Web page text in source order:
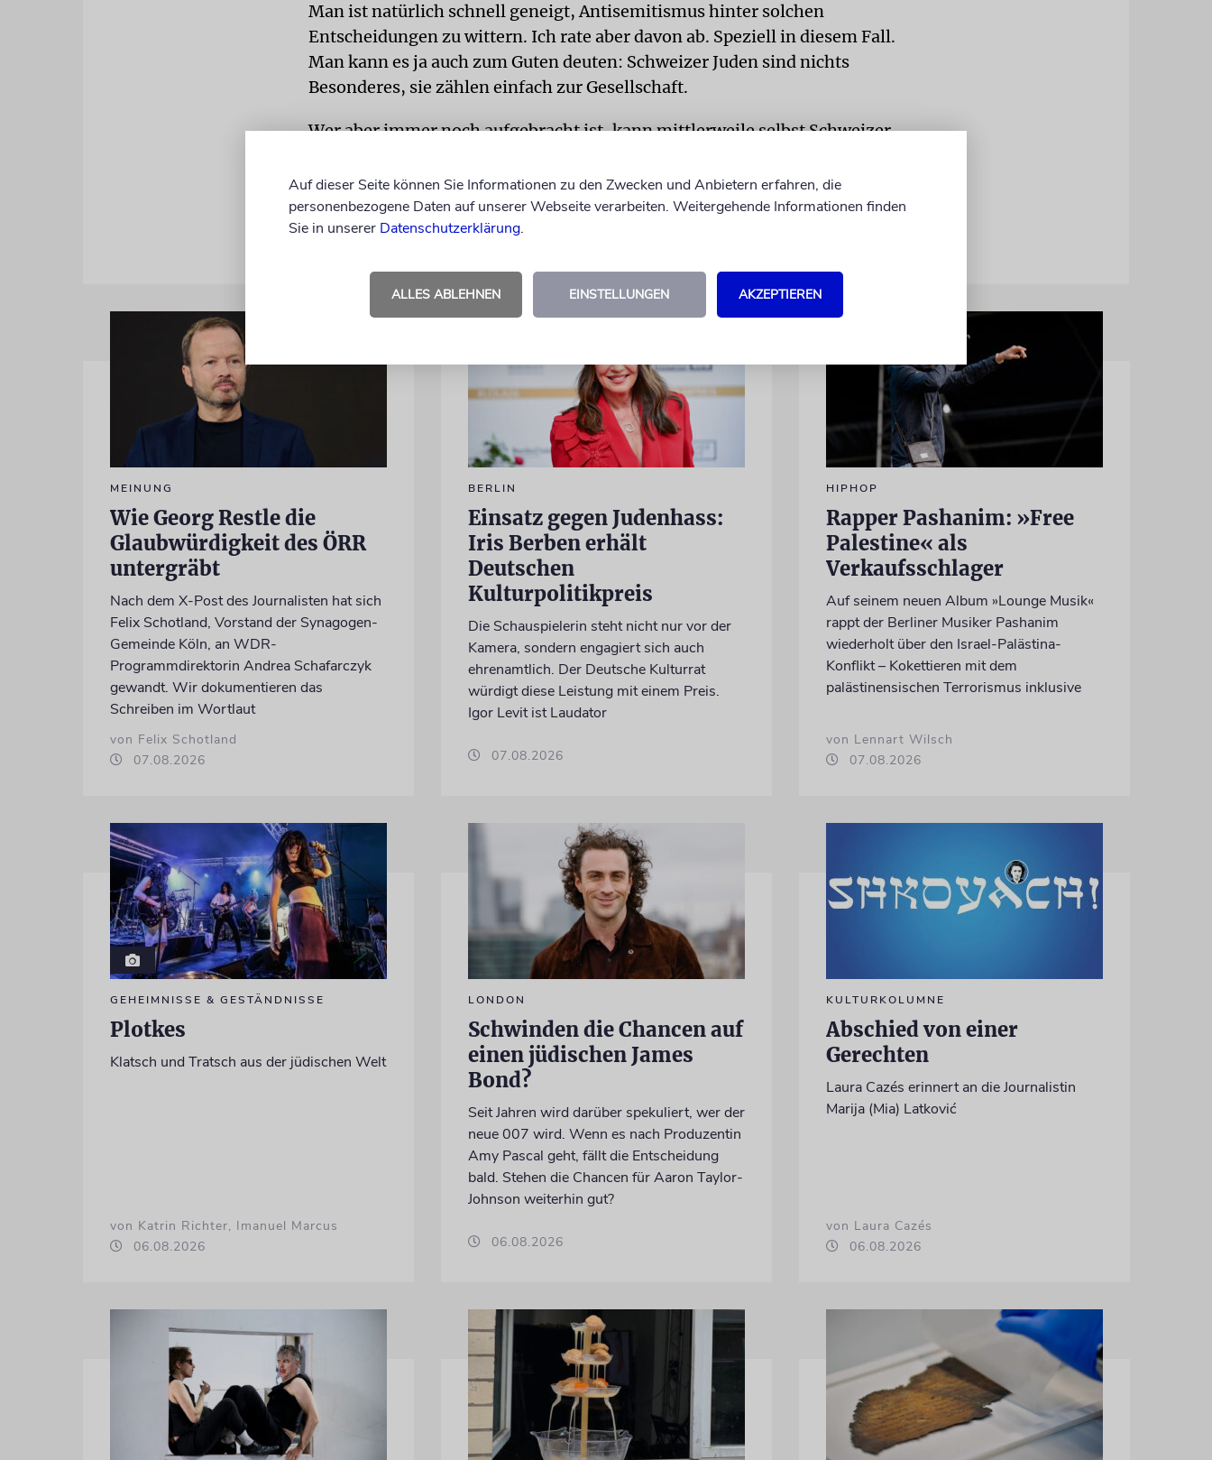
Man ist natürlich schnell geneigt, Antisemitismus hinter solchen
Entscheidungen zu wittern. Ich rate aber davon ab. Speziell in diesem Fall.
Man kann es ja auch zum Guten deuten: Schweizer Juden sind nichts
Besonderes, sie zählen einfach zur Gesellschaft.
Wer aber immer noch aufgebracht ist, kann mittlerweile selbst Schweizer
nicht. Ich hätte gern ein Exemplar zugeschickt. Toda raba.
MEINUNG
Wie Georg Restle die
Glaubwürdigkeit des ÖRR
untergräbt
Nach dem X-Post des Journalisten hat sich
Felix Schotland, Vorstand der Synagogen-
Gemeinde Köln, an WDR-
Programmdirektorin Andrea Schafarczyk
gewandt. Wir dokumentieren das
Schreiben im Wortlaut
von Felix Schotland
07.08.2026
BERLIN
Einsatz gegen Judenhass:
Iris Berben erhält
Deutschen
Kulturpolitikpreis
Die Schauspielerin steht nicht nur vor der
Kamera, sondern engagiert sich auch
ehrenamtlich. Der Deutsche Kulturrat
würdigt diese Leistung mit einem Preis.
Igor Levit ist Laudator
07.08.2026
HIPHOP
Rapper Pashanim: »Free
Palestine« als
Verkaufsschlager
Auf seinem neuen Album »Lounge Musik«
rappt der Berliner Musiker Pashanim
wiederholt über den Israel-Palästina-
Konflikt – Kokettieren mit dem
palästinensischen Terrorismus inklusive
von Lennart Wilsch
07.08.2026
GEHEIMNISSE & GESTÄNDNISSE
Plotkes
Klatsch und Tratsch aus der jüdischen Welt
von Katrin Richter, Imanuel Marcus
06.08.2026
LONDON
Schwinden die Chancen auf
einen jüdischen James
Bond?
Seit Jahren wird darüber spekuliert, wer der
neue 007 wird. Wenn es nach Produzentin
Amy Pascal geht, fällt die Entscheidung
bald. Stehen die Chancen für Aaron Taylor-
Johnson weiterhin gut?
06.08.2026
KULTURKOLUMNE
Abschied von einer
Gerechten
Laura Cazés erinnert an die Journalistin
Marija (Mia) Latković
von Laura Cazés
06.08.2026
Auf dieser Seite können Sie Informationen zu den Zwecken und Anbietern erfahren, die
personenbezogene Daten auf unserer Webseite verarbeiten. Weitergehende Informationen finden
Sie in unserer Datenschutzerklärung.
ALLES ABLEHNEN EINSTELLUNGEN AKZEPTIEREN